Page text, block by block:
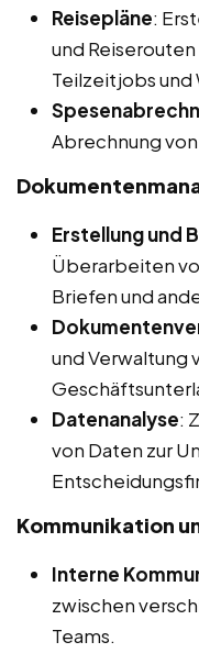
Reisepläne:
und
Teilzeitjobs und
Abrechnung
Erstellung und
Überarbeiten
Briefen und
und Verwaltung
Datenanalyse:
von Daten zur
Kommunikation
Interne
zwischen
Teams.